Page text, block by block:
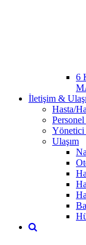
6
İletişim &
Hasta/
Yönetici
Ulaşım